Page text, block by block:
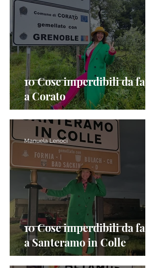
10 Cose imperdibili da fare
a Corato
10 Cose imperdibili da fare
a Santeramo in Colle
Manuela Lenoci